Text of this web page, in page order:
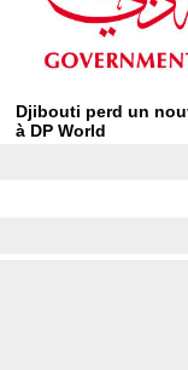
Djibouti perd un
à DP World